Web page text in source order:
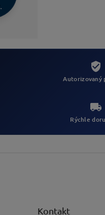
.
Autorizovaný
Rýchle
Kontakt